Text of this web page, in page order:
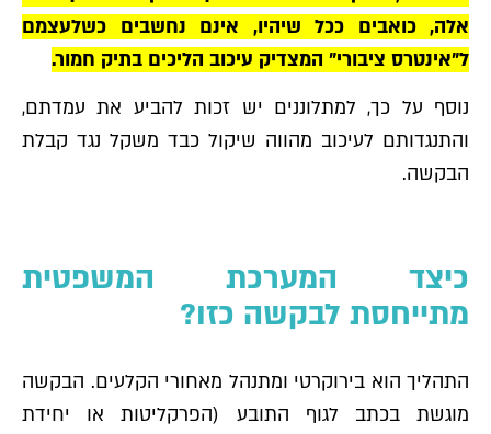
אלה, כואבים ככל שיהיו, אינם נחשבים כשלעצמם
ל"אינטרס ציבורי" המצדיק עיכוב הליכים בתיק חמור.
נוסף על כך, למתלוננים יש זכות להביע את עמדתם,
והתנגדותם לעיכוב מהווה שיקול כבד משקל נגד קבלת
הבקשה.
כיצד המערכת המשפטית
מתייחסת לבקשה כזו?
התהליך הוא בירוקרטי ומתנהל מאחורי הקלעים. הבקשה
מוגשת בכתב לגוף התובע (הפרקליטות או יחידת